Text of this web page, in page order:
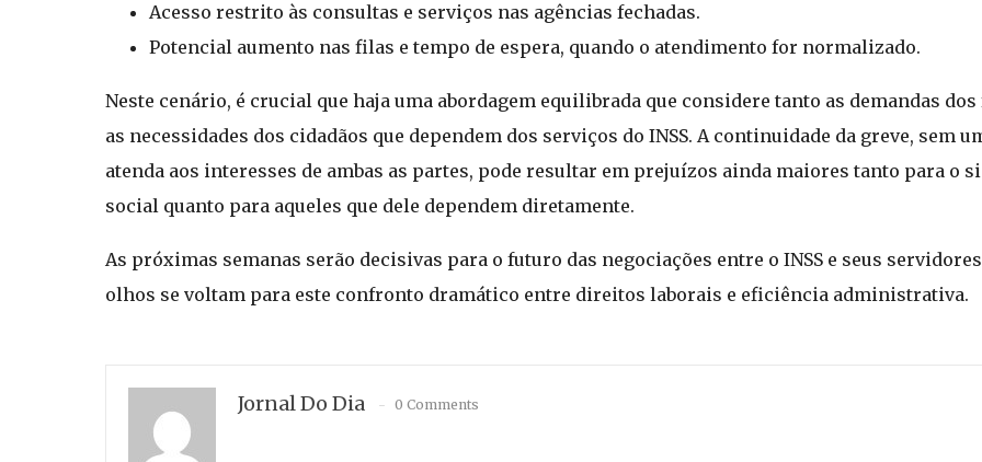
Acesso restrito às consultas e serviços nas agências fechadas.
Potencial aumento nas filas e tempo de espera, quando o atendimento for normalizado.
Neste cenário, é crucial que haja uma abordagem equilibrada que considere tanto as demandas
as necessidades dos cidadãos que dependem dos serviços do INSS. A continuidade da greve, sem
atenda aos interesses de ambas as partes, pode resultar em prejuízos ainda maiores tanto para o
social quanto para aqueles que dele dependem diretamente.
As próximas semanas serão decisivas para o futuro das negociações entre o INSS e seus
olhos se voltam para este confronto dramático entre direitos laborais e eficiência administrativa.
Jornal Do Dia 0 Comments